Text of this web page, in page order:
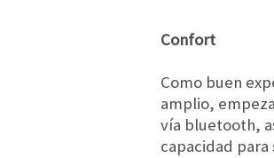
Confort
Como buen
amplio,
vía bluetooth,
capacidad